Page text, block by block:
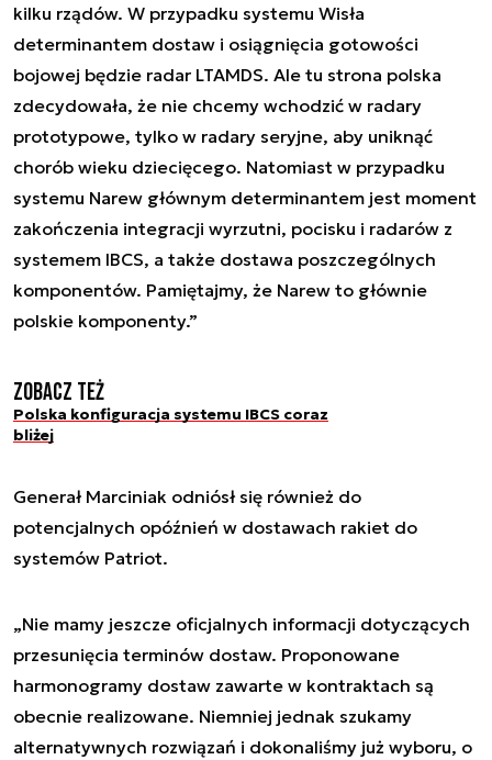
kilku rządów. W przypadku systemu Wisła
determinantem dostaw i osiągnięcia gotowości
bojowej będzie radar LTAMDS. Ale tu strona polska
zdecydowała, że nie chcemy wchodzić w radary
prototypowe, tylko w radary seryjne, aby uniknąć
chorób wieku dziecięcego. Natomiast w przypadku
systemu Narew głównym determinantem jest moment
zakończenia integracji wyrzutni, pocisku i radarów z
systemem IBCS, a także dostawa poszczególnych
komponentów. Pamiętajmy, że Narew to głównie
polskie komponenty.”
Zobacz też
Polska konfiguracja systemu IBCS coraz
bliżej
Generał Marciniak odniósł się również do
potencjalnych opóźnień w dostawach rakiet do
systemów Patriot.
„Nie mamy jeszcze oficjalnych informacji dotyczących
przesunięcia terminów dostaw. Proponowane
harmonogramy dostaw zawarte w kontraktach są
obecnie realizowane. Niemniej jednak szukamy
alternatywnych rozwiązań i dokonaliśmy już wyboru, o